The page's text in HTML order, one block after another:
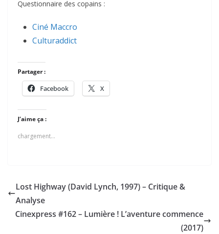
Questionnaire des copains :
Ciné Maccro
Culturaddict
Partager :
Facebook X
J’aime ça :
chargement…
Lost Highway (David Lynch, 1997) – Critique &
Analyse
Cinexpress #162 – Lumière ! L’aventure commence
(2017)